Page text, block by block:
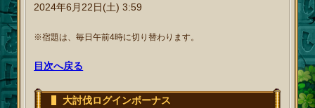
2024年6月22日(土) 3:59
※宿題は、毎日午前4時に切り替わります。
目次へ戻る
大討伐ログインボーナス